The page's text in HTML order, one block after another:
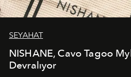
SEYAHAT
NISHANE, Cavo Tagoo
Devralıyor